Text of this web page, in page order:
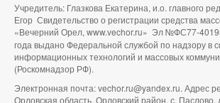
Учредитель: Глазкова Екатерина, и.о. главного
Егор Свидетельство о регистрации средства
«Вечерний Орел, www.vechor.ru» Эл №ФС77-
года выдано Федеральной службой по надзору в
информационных технологий и массовых
(Роскомнадзор РФ).
Электронная почта: vechor.ru@yandex.ru. Адрес
Орловская область, Орловский район, с.